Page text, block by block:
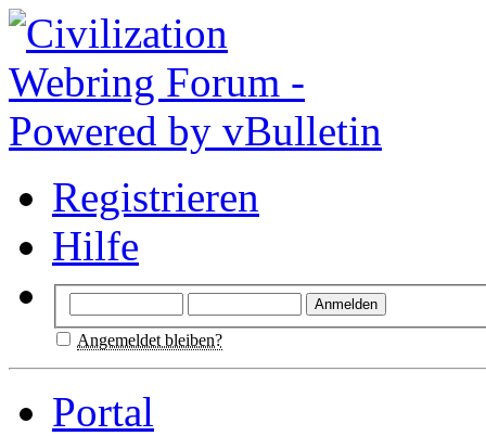
Registrieren
Hilfe
Angemeldet bleiben?
Portal